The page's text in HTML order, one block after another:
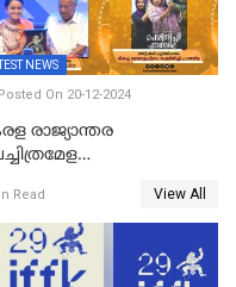
NEWS
On 20-12-2024
രാജ്യാന്തര
അവാര്‍ഡ്
പായല്‍
സമ്മാനിച്ചു;
ഫാത്തിമയ്ക്ക്
Read View All